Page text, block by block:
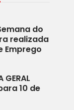
do
realizada
Emprego
10 de